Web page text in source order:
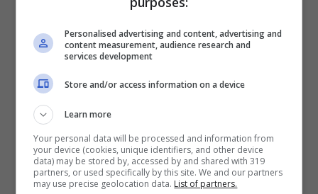
latitante che era ricoverato nell’ospedale in
cui lavorava. Da quel momento, la sua vita
e quella dei suoi cari è in pericolo.
Anche la piccola Anita, figlia del medico, è
costretta a nascondersi per non rischiare:
la bambina, infatti, vive insieme al padre,
ma si divide tra Brescia e Venezia insieme
Personalised advertising and content, advertising and
content measurement, audience research and
services development
Store and/or access information on a device
Learn more
Your personal data will be processed and information from
your device (cookies, unique identifiers, and other device
data) may be stored by, accessed by and shared with 319
partners, or used specifically by this site. We and our partners
may use precise geolocation data. List of partners.